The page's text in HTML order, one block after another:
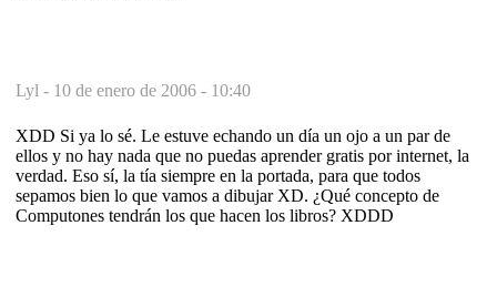
Lyl - 10 de enero de 2006 - 10:40
XDD Si ya lo sé. Le estuve echando un día un ojo a un par de
ellos y no hay nada que no puedas aprender gratis por internet, la
verdad. Eso sí, la tía siempre en la portada, para que todos
sepamos bien lo que vamos a dibujar XD. ¿Qué concepto de
Computones tendrán los que hacen los libros? XDDD